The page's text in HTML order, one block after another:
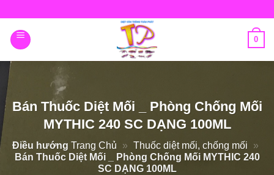
content
0
Bán Thuốc Diệt Mối _ Phòng Chống Mối
MYTHIC 240 SC DẠNG 100ML
Điều hướng Trang Chủ » Thuốc diệt mối, chống mối
»
Bán Thuốc Diệt Mối _ Phòng Chống Mối MYTHIC 240
SC DẠNG 100ML